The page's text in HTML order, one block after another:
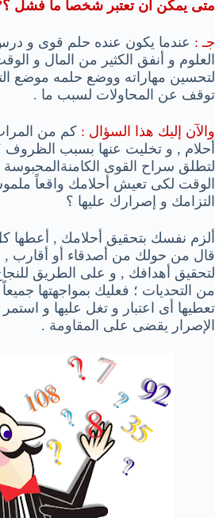
متى يمكن أن تعتبر شخصا ما فشل
جـ : عندما يكون عنده حلم قوى و
العلوم و أنفق الكثير من المال و
لتحسين مهاراته ووضع حلمه موضع
توقف عن المحاولات لسبب ما .
والآن إليك هذا السؤال : كم من
أحلام , و تخليت عنها بسبب
لتطلق سراح القوى
الوقت لكى تعيش أحلامك واقعاً
التزامك و إصرارك عليها ؟
ألزم نفسك بتحقيق أحلامك , أعطها
قال من حولك من أصدقاء أو أقارب ,
لتحقيق أهدافك , و على الطريق
من التحديات ؛ فعليك بمواجهتها جميعاً
تعطيها أى اعتبار و تغل عليها و
الإصرار يقضى على المقاومة .